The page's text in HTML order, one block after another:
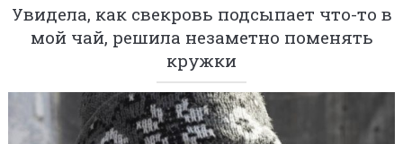
Увидела, как свекровь подсыпает что-то в
мой чай, решила незаметно поменять
кружки